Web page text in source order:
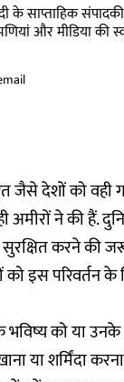
के साप्ताहिक
और मीडिया
जैसे देशों को वही
अमीरों ने की हैं.
करने की
को इस परिवर्तन
भविष्य को या
या शर्मिंदा